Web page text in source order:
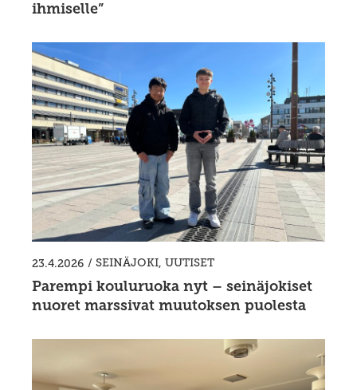
ihmiselle”
23.4.2026 / SEINÄJOKI, UUTISET
Parempi kouluruoka nyt – seinäjokiset
nuoret marssivat muutoksen puolesta